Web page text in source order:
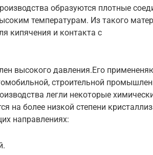
образуются плотные
температурам. Из такого
кипячения и контакта с
высокого давления.Его
строительной
легли некоторые
на более низкой степени
направлениях: